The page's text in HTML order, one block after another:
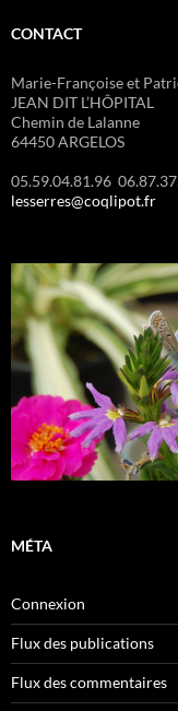
CONTACT
Marie-Françoise et
JEAN DIT L’HÔPITAL
Chemin de Lalanne
64450 ARGELOS
05.59.04.81.96
lesserres@coqlipot.fr
MÉTA
Connexion
Flux des publications
Flux des commentaires